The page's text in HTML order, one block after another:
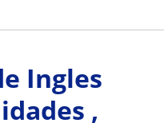
Ingles
,